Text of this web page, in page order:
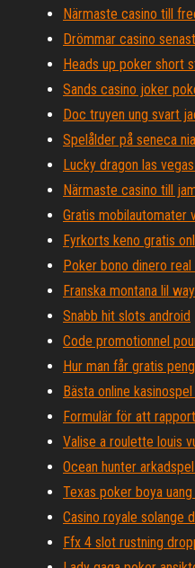
Närmaste casino till
Drömmar casino
Heads up poker short
Sands casino joker
Doc truyen ung svart
Spelålder på seneca
Lucky dragon las
Närmaste casino till
Gratis mobilautomater
Fyrkorts keno gratis
Poker bono dinero
Franska montana lil
Snabb hit slots android
Code promotionnel
Hur man får gratis
Bästa online kasinospel
Formulär för att
Valise a roulette louis
Ocean hunter
Texas poker boya uang
Casino royale solange
Ffx 4 slot rustning